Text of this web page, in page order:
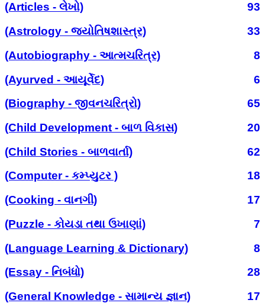
(Articles - લેખો)
93
(Astrology - જ્યોતિષશાસ્ત્ર)
33
(Autobiography - આત્મચરિત્ર)
8
(Ayurved - આયૂર્વેદ)
6
(Biography - જીવનચરિત્રો)
65
(Child Development - બાળ વિકાસ)
20
(Child Stories - બાળવાર્તા)
62
(Computer - કમ્પ્યુટર )
18
(Cooking - વાનગી)
17
(Puzzle - કોયડા તથા ઉખાણાં)
7
(Language Learning & Dictionary)
8
(Essay - નિબંધો)
28
(General Knowledge - સામાન્ય જ્ઞાન)
17